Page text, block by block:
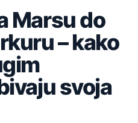
Marsu do
– kako
svoja